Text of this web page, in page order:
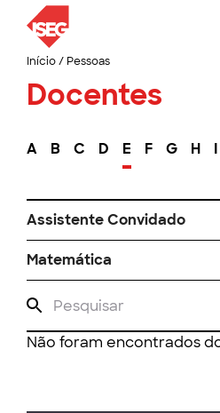
Início/ Pessoas
Docentes
A B C D E F G H I
Assistente Convidado
Matemática
Não foram encontrados